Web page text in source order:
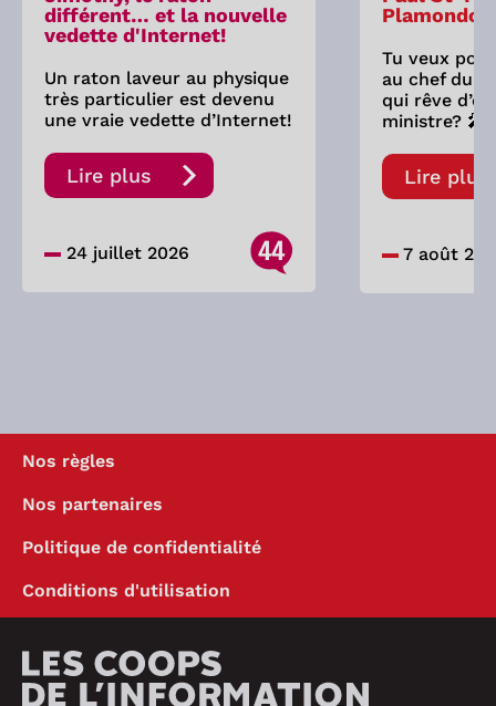
différent… et la nouvelle
vedette d'Internet!
Un raton laveur au physique
très particulier est devenu
une vraie vedette d’Internet!
Lire plus
24 juillet 2026 44
Tu veux
au chef du
qui rêve
ministre? 🎤
Lire plus
7 août
Nos règles
Nos partenaires
Politique de confidentialité
Conditions d'utilisation